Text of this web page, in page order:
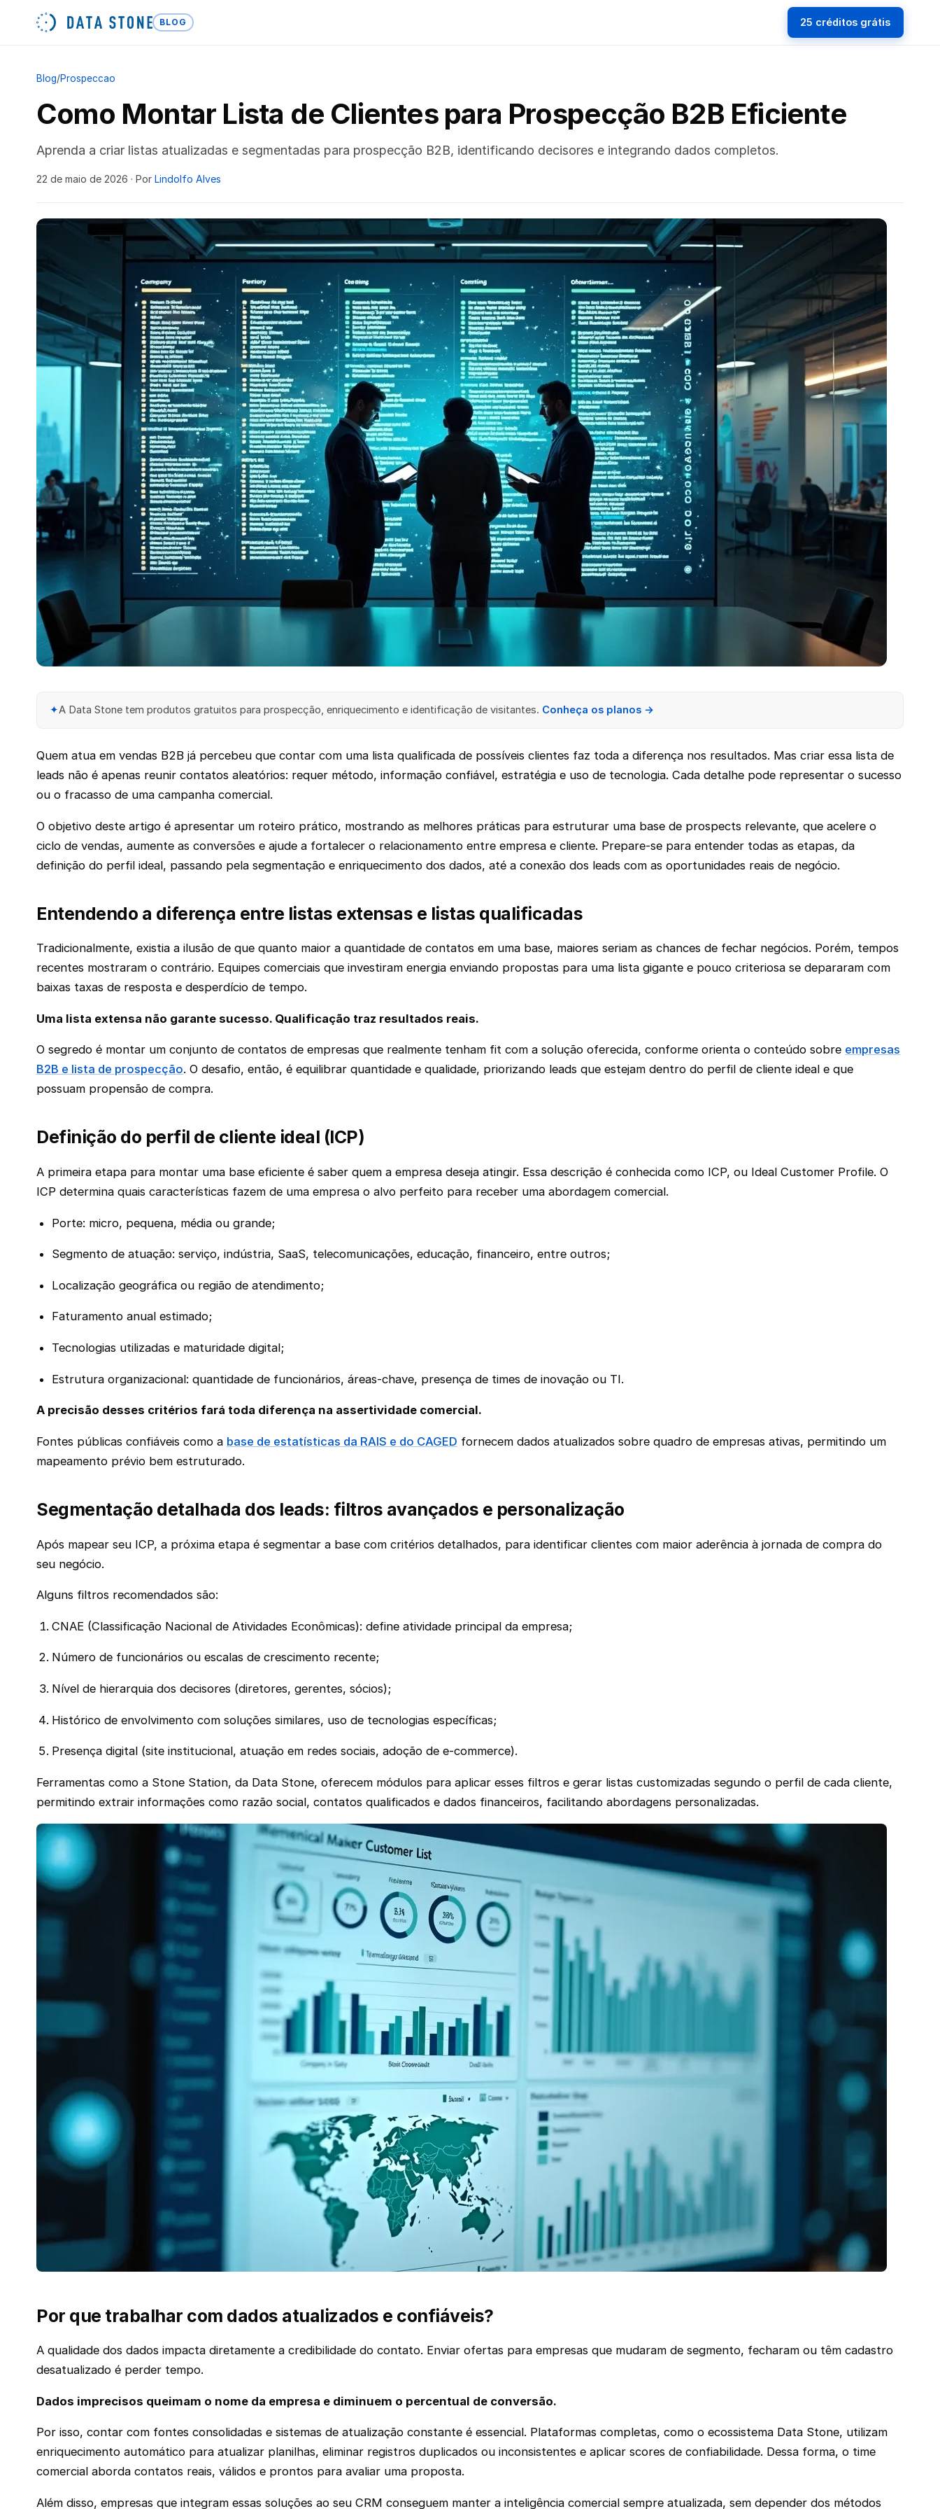
BLOG 25 créditos grátis
Blog/Prospeccao
Como Montar Lista de Clientes para Prospecção B2B Eficiente
Aprenda a criar listas atualizadas e segmentadas para prospecção B2B, identificando decisores e integrando dados completos.
22 de maio de 2026 · Por Lindolfo Alves
✦A Data Stone tem produtos gratuitos para prospecção, enriquecimento e identificação de visitantes. Conheça os planos →
Quem atua em vendas B2B já percebeu que contar com uma lista qualificada de possíveis clientes faz toda a diferença nos resultados. Mas criar essa lista de
leads não é apenas reunir contatos aleatórios: requer método, informação confiável, estratégia e uso de tecnologia. Cada detalhe pode representar o sucesso
ou o fracasso de uma campanha comercial.
O objetivo deste artigo é apresentar um roteiro prático, mostrando as melhores práticas para estruturar uma base de prospects relevante, que acelere o
ciclo de vendas, aumente as conversões e ajude a fortalecer o relacionamento entre empresa e cliente. Prepare-se para entender todas as etapas, da
definição do perfil ideal, passando pela segmentação e enriquecimento dos dados, até a conexão dos leads com as oportunidades reais de negócio.
Entendendo a diferença entre listas extensas e listas qualificadas
Tradicionalmente, existia a ilusão de que quanto maior a quantidade de contatos em uma base, maiores seriam as chances de fechar negócios. Porém, tempos
recentes mostraram o contrário. Equipes comerciais que investiram energia enviando propostas para uma lista gigante e pouco criteriosa se depararam com
baixas taxas de resposta e desperdício de tempo.
Uma lista extensa não garante sucesso. Qualificação traz resultados reais.
O segredo é montar um conjunto de contatos de empresas que realmente tenham fit com a solução oferecida, conforme orienta o conteúdo sobre empresas
B2B e lista de prospecção. O desafio, então, é equilibrar quantidade e qualidade, priorizando leads que estejam dentro do perfil de cliente ideal e que
possuam propensão de compra.
Definição do perfil de cliente ideal (ICP)
A primeira etapa para montar uma base eficiente é saber quem a empresa deseja atingir. Essa descrição é conhecida como ICP, ou Ideal Customer Profile. O
ICP determina quais características fazem de uma empresa o alvo perfeito para receber uma abordagem comercial.
Porte: micro, pequena, média ou grande;
Segmento de atuação: serviço, indústria, SaaS, telecomunicações, educação, financeiro, entre outros;
Localização geográfica ou região de atendimento;
Faturamento anual estimado;
Tecnologias utilizadas e maturidade digital;
Estrutura organizacional: quantidade de funcionários, áreas-chave, presença de times de inovação ou TI.
A precisão desses critérios fará toda diferença na assertividade comercial.
Fontes públicas confiáveis como a base de estatísticas da RAIS e do CAGED fornecem dados atualizados sobre quadro de empresas ativas, permitindo um
mapeamento prévio bem estruturado.
Segmentação detalhada dos leads: filtros avançados e personalização
Após mapear seu ICP, a próxima etapa é segmentar a base com critérios detalhados, para identificar clientes com maior aderência à jornada de compra do
seu negócio.
Alguns filtros recomendados são:
CNAE (Classificação Nacional de Atividades Econômicas): define atividade principal da empresa;
Número de funcionários ou escalas de crescimento recente;
Nível de hierarquia dos decisores (diretores, gerentes, sócios);
Histórico de envolvimento com soluções similares, uso de tecnologias específicas;
Presença digital (site institucional, atuação em redes sociais, adoção de e-commerce).
Ferramentas como a Stone Station, da Data Stone, oferecem módulos para aplicar esses filtros e gerar listas customizadas segundo o perfil de cada cliente,
permitindo extrair informações como razão social, contatos qualificados e dados financeiros, facilitando abordagens personalizadas.
Por que trabalhar com dados atualizados e confiáveis?
A qualidade dos dados impacta diretamente a credibilidade do contato. Enviar ofertas para empresas que mudaram de segmento, fecharam ou têm cadastro
desatualizado é perder tempo.
Dados imprecisos queimam o nome da empresa e diminuem o percentual de conversão.
Por isso, contar com fontes consolidadas e sistemas de atualização constante é essencial. Plataformas completas, como o ecossistema Data Stone, utilizam
enriquecimento automático para atualizar planilhas, eliminar registros duplicados ou inconsistentes e aplicar scores de confiabilidade. Dessa forma, o time
comercial aborda contatos reais, válidos e prontos para avaliar uma proposta.
Além disso, empresas que integram essas soluções ao seu CRM conseguem manter a inteligência comercial sempre atualizada, sem depender dos métodos